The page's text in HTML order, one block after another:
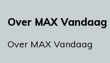
Over MAX Vandaag
Over MAX Vandaag